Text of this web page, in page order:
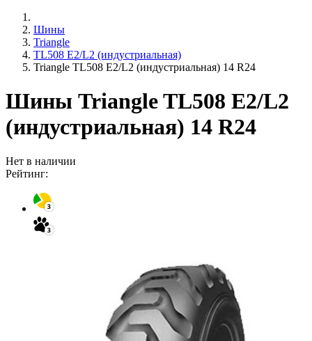
Шины
Triangle
TL508 E2/L2 (индустриальная)
Triangle TL508 E2/L2 (индустриальная) 14 R24
Шины Triangle TL508 E2/L2
(индустриальная) 14 R24
Нет в наличии
Рейтинг: